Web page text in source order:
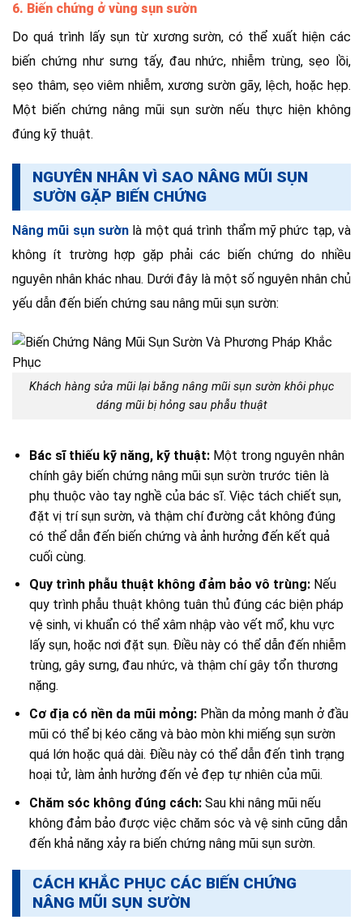
6. Biến chứng ở vùng sụn sườn
Do quá trình lấy sụn từ xương sườn, có thể xuất hiện các
biến chứng như sưng tấy, đau nhức, nhiễm trùng, sẹo lồi,
sẹo thâm, sẹo viêm nhiễm, xương sườn gãy, lệch, hoặc hẹp.
Một biến chứng nâng mũi sụn sườn nếu thực hiện không
đúng kỹ thuật.
NGUYÊN NHÂN VÌ SAO NÂNG MŨI SỤN
SƯỜN GẶP BIẾN CHỨNG
Nâng mũi sụn sườn là một quá trình thẩm mỹ phức tạp, và
không ít trường hợp gặp phải các biến chứng do nhiều
nguyên nhân khác nhau. Dưới đây là một số nguyên nhân chủ
yếu dẫn đến biến chứng sau nâng mũi sụn sườn:
Khách hàng sửa mũi lại bằng nâng mũi sụn sườn khôi phục
dáng mũi bị hỏng sau phẫu thuật
Bác sĩ thiếu kỹ năng, kỹ thuật:Một trong nguyên nhân
chính gây biến chứng nâng mũi sụn sườn trước tiên là
phụ thuộc vào tay nghề của bác sĩ. Việc tách chiết sụn,
đặt vị trí sụn sườn, và thậm chí đường cắt không đúng
có thể dẫn đến biến chứng và ảnh hưởng đến kết quả
cuối cùng.
Quy trình phẫu thuật không đảm bảo vô trùng:Nếu
quy trình phẫu thuật không tuân thủ đúng các biện pháp
vệ sinh, vi khuẩn có thể xâm nhập vào vết mổ, khu vực
lấy sụn, hoặc nơi đặt sụn. Điều này có thể dẫn đến nhiễm
trùng, gây sưng, đau nhức, và thậm chí gây tổn thương
nặng.
Cơ địa có nền da mũi mỏng:Phần da mỏng manh ở đầu
mũi có thể bị kéo căng và bào mòn khi miếng sụn sườn
quá lớn hoặc quá dài. Điều này có thể dẫn đến tình trạng
hoại tử, làm ảnh hưởng đến vẻ đẹp tự nhiên của mũi.
Chăm sóc không đúng cách:Sau khi nâng mũi nếu
không đảm bảo được việc chăm sóc và vệ sinh cũng dẫn
đến khả năng xảy ra biến chứng nâng mũi sụn sườn.
CÁCH KHẮC PHỤC CÁC BIẾN CHỨNG
NÂNG MŨI SỤN SƯỜN